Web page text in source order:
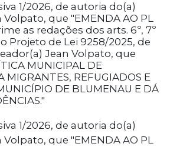
1/2026, de autoria do(a)
que "EMENDA AO PL
as redações dos arts. 6º, 7º
Projeto de Lei 9258/2025, de
Jean Volpato, que
MUNICIPAL DE
MIGRANTES, REFUGIADOS E
DE BLUMENAU E DÁ
1/2026, de autoria do(a)
que "EMENDA AO PL